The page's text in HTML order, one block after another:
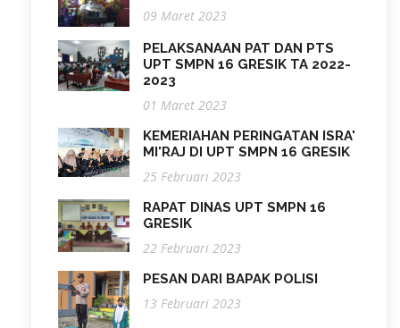
09 Maret 2023
PELAKSANAAN PAT DAN PTS
UPT SMPN 16 GRESIK TA 2022-
2023
01 Maret 2023
KEMERIAHAN PERINGATAN ISRA'
MI'RAJ DI UPT SMPN 16 GRESIK
25 Februari 2023
RAPAT DINAS UPT SMPN 16
GRESIK
22 Februari 2023
PESAN DARI BAPAK POLISI
13 Februari 2023